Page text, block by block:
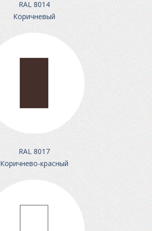
RAL 8014
Коричневый
RAL 8017
Коричнево-красный